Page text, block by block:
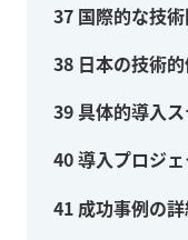
37 国際的な技
38 日本の技術
39具体的導入
40導入プロジ
41 成功事例の